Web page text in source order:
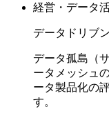
経営・データ
データドリブ
データ孤島（
ータメッシュ
ータ製品化の
す。